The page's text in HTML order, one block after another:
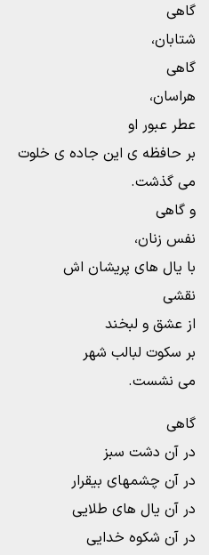
گاهی
شتابان،
گاهی
هراسان،
عطر عبور او
بر حافظه ی این جاده ی خلوت
می گذشت.
و گاهی
نفس زنان،
با یال های پریشان اش
نقشی
از عشق و لبخند
بر سکوت لبالب شهر
می نشست.
گاهی
در آن دشت سبز
در آن چشمهای بیقرار
در آن یال های طلایی
در آن شکوه خدایی